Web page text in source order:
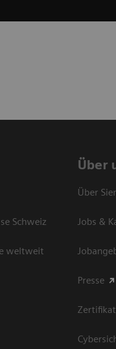
Schweiz
weltweit
Über
Über
Jobs &
Presse